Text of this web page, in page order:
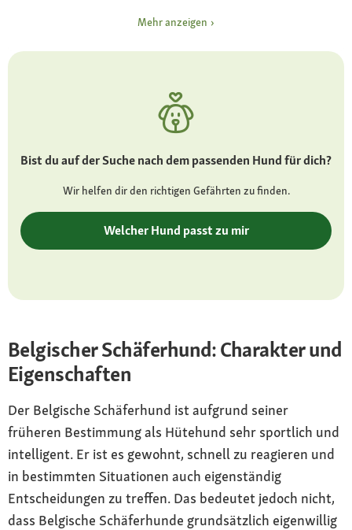
Groenendael), Kurzhaar, Langhaar oder
Rauhaar
Besonderheiten
ausgeprägter Beschützerinstinkt
wachsam, widerstandsfähig, lebhaft und aktiv
robuste Hütehunderasse mit erblich bedingter
Neigung zu Gelenkerkrankungen (z. B.
Hüftdysplasie, Ellbogengelenksdysplasie oder
Spondylose)
Mehr anzeigen
Bist du auf der Suche nach dem passenden Hund für dich?
Wir helfen dir den richtigen Gefährten zu finden.
Welcher Hund passt zu mir
Belgischer Schäferhund: Charakter und
Eigenschaften
Der Belgische Schäferhund ist aufgrund seiner
früheren Bestimmung als Hütehund sehr sportlich und
intelligent. Er ist es gewohnt, schnell zu reagieren und
in bestimmten Situationen auch eigenständig
Entscheidungen zu treffen. Das bedeutet jedoch nicht,
dass Belgische Schäferhunde grundsätzlich eigenwillig